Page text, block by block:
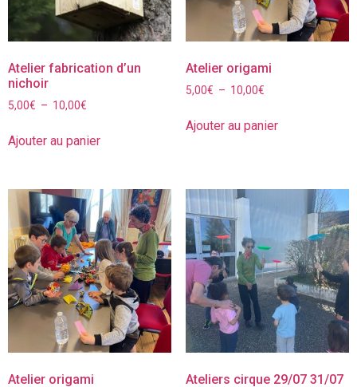
Atelier fabrication d’un
nichoir
5,00€ – 10,00€
Ajouter au panier
Atelier origami
5,00€ – 10,00€
Ajouter au panier
Atelier origami Ateliers cirque 29/07 31/07